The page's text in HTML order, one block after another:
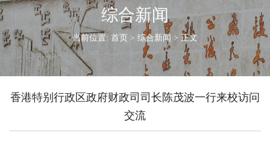
综合新闻
当前位置: 首页 > 综合新闻 > 正文
香港特别行政区政府财政司司长陈茂波一行来校访问
交流